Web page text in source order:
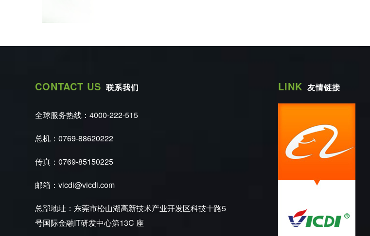
CONTACT US 联系我们
全球服务热线：4000-222-515
总机：0769-88620222
传真：0769-85150225
邮箱：vicdi@vicdi.com
总部地址：东莞市松山湖高新技术产业开发区科技十路5
号国际金融IT研发中心第13C 座
LINK 友情链接